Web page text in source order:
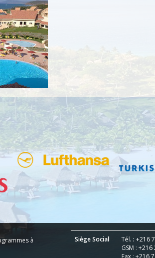
à
Siège Social
Tél. : +216
GSM :
Fax : +216